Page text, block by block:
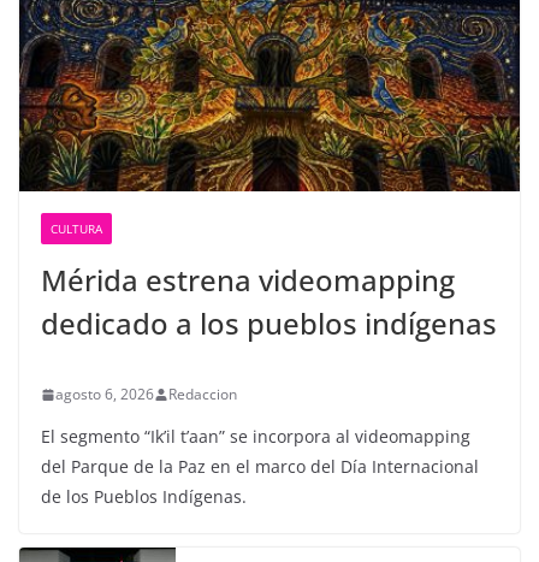
CULTURA
Mérida estrena videomapping
dedicado a los pueblos indígenas
agosto 6, 2026 Redaccion
El segmento “Ik’il t’aan” se incorpora al videomapping
del Parque de la Paz en el marco del Día Internacional
de los Pueblos Indígenas.